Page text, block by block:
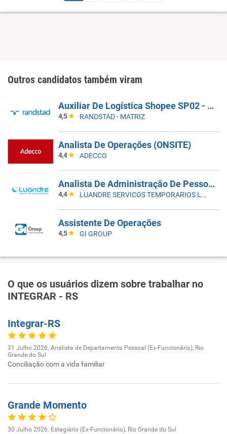
Outros candidatos também viram
Auxiliar De Logística Shopee SP02 - SEM EXPERIÊNCIA
4,5 RANDSTAD - MATRIZ
Analista De Operações (ONSITE)
4,4 ADECCO
Analista De Administração De Pessoal Jr - Guarulhos-SP
4,4 LUANDRE SERVICOS TEMPORARIOS LTDA. (C-I)
Assistente De Operações
4,5 GI GROUP
O que os usuários dizem sobre trabalhar no
INTEGRAR - RS
Integrar-RS
31 Julho 2026. Analista de Departamento Pessoal (Ex-Funcionário), Rio
Grande do Sul
Conciliação com a vida familiar
Grande Momento
30 Julho 2026. Estagiário (Ex-Funcionário), Rio Grande do Sul